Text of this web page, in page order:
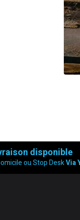
disponible
ou Stop DeskVia